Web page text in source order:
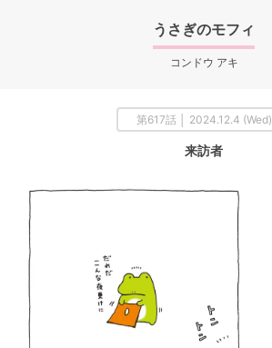
うさぎのモフィ
コンドウ アキ
第617話 │ 2024.12.4 (Wed)
来訪者